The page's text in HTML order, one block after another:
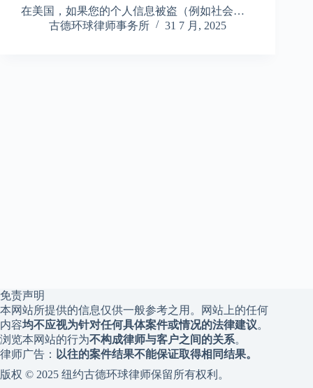
在美国，如果您的个人信息被盗（例如社会…
古德环球律师事务所
31 7 月, 2025
免责声明
本网站所提供的信息仅供一般参考之用。网站上的任何
内容均不应视为针对任何具体案件或情况的法律建议。
浏览本网站的行为不构成律师与客户之间的关系。
律师广告： 以往的案件结果不能保证取得相同结果。
版权 © 2025 纽约古德环球律师保留所有权利。